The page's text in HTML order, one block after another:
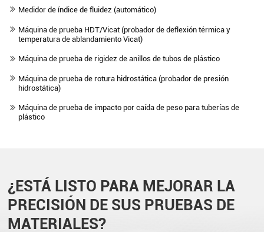
Medidor de índice de fluidez (automático)
Máquina de prueba HDT/Vicat (probador de deflexión térmica y
temperatura de ablandamiento Vicat)
Máquina de prueba de rigidez de anillos de tubos de plástico
Máquina de prueba de rotura hidrostática (probador de presión
hidrostática)
Máquina de prueba de impacto por caída de peso para tuberías de
plástico
¿ESTÁ LISTO PARA MEJORAR LA
PRECISIÓN DE SUS PRUEBAS DE
MATERIALES?